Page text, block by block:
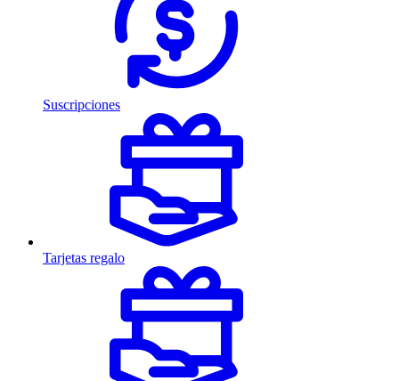
Suscripciones
Tarjetas regalo